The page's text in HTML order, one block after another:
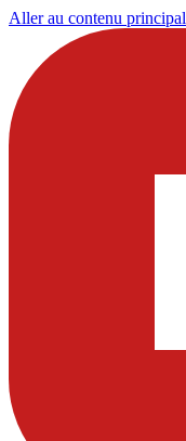
Aller au contenu principal